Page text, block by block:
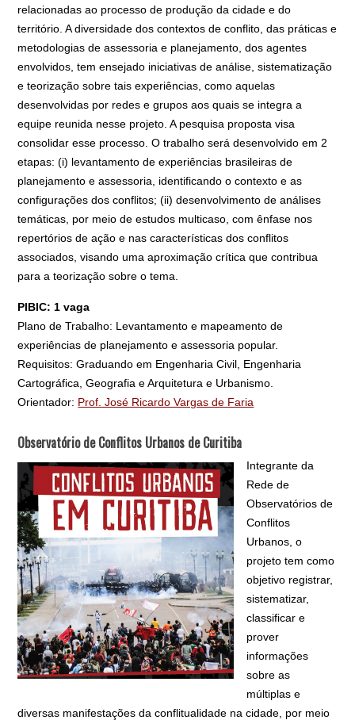
relacionadas ao processo de produção da cidade e do
território. A diversidade dos contextos de conflito, das práticas e
metodologias de assessoria e planejamento, dos agentes
envolvidos, tem ensejado iniciativas de análise, sistematização
e teorização sobre tais experiências, como aquelas
desenvolvidas por redes e grupos aos quais se integra a
equipe reunida nesse projeto. A pesquisa proposta visa
consolidar esse processo. O trabalho será desenvolvido em 2
etapas: (i) levantamento de experiências brasileiras de
planejamento e assessoria, identificando o contexto e as
configurações dos conflitos; (ii) desenvolvimento de análises
temáticas, por meio de estudos multicaso, com ênfase nos
repertórios de ação e nas características dos conflitos
associados, visando uma aproximação crítica que contribua
para a teorização sobre o tema.
PIBIC: 1 vaga
Plano de Trabalho: Levantamento e mapeamento de
experiências de planejamento e assessoria popular.
Requisitos: Graduando em Engenharia Civil, Engenharia
Cartográfica, Geografia e Arquitetura e Urbanismo.
Orientador: Prof. José Ricardo Vargas de Faria
Observatório de Conflitos Urbanos de Curitiba
Integrante da
Rede de
Observatórios de
Conflitos
Urbanos, o
projeto tem como
objetivo registrar,
sistematizar,
classificar e
prover
informações
sobre as
múltiplas e
diversas manifestações da conflitualidade na cidade, por meio